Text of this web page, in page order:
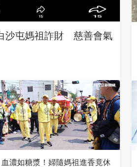
沙屯媽祖詐財 慈善會氣
血濃如糖漿！婦隨媽祖進香竟休